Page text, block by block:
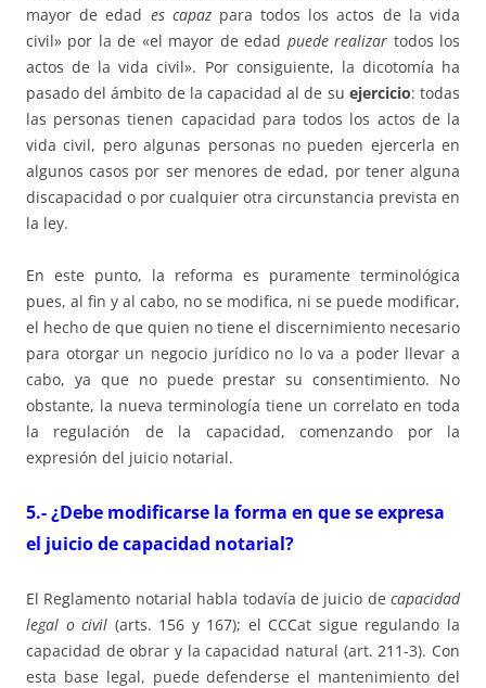
mayor de edad es capazpara todos los actos de la vida
civil» por la de «el mayor de edad puede realizar todos los
actos de la vida civil». Por consiguiente, la dicotomía ha
pasado del ámbito de la capacidad al de su ejercicio: todas
las personas tienen capacidad para todos los actos de la
vida civil, pero algunas personas no pueden ejercerla en
algunos casos por ser menores de edad, por tener alguna
discapacidad o por cualquier otra circunstancia prevista en
la ley.
En este punto, la reforma es puramente terminológica
pues, al fin y al cabo, no se modifica, ni se puede modificar,
el hecho de que quien no tiene el discernimiento necesario
para otorgar un negocio jurídico no lo va a poder llevar a
cabo, ya que no puede prestar su consentimiento. No
obstante, la nueva terminología tiene un correlato en toda
la regulación de la capacidad, comenzando por la
expresión del juicio notarial.
5.- ¿Debe modificarse la forma en que se expresa
el juicio de capacidad notarial?
El Reglamento notarial habla todavía de juicio de capacidad
legal o civil (arts. 156 y 167); el CCCat sigue regulando la
capacidad de obrar y la capacidad natural (art. 211-3). Con
esta base legal, puede defenderse el mantenimiento del